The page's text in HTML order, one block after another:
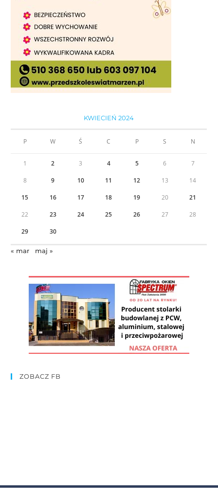
KWIECIEŃ 2024
P W Ś C P S N
1 2 3 4 5 6 7
8 9 10 11 12 13 14
15 16 17 18 19 20 21
22 23 24 25 26 27 28
29 30
« mar maj »
ZOBACZ FB